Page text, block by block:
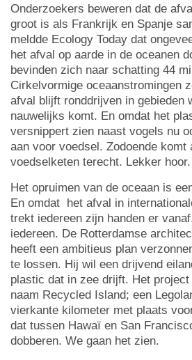
Onderzoekers beweren dat de
groot is als Frankrijk en Spanje
meldde Ecology Today dat
het afval op aarde in de oceanen
bevinden zich naar schatting 44
Cirkelvormige oceaanstromingen
afval blijft ronddrijven in gebieden
nauwelijks komt. En omdat het
versnippert zien naast vogels nu
aan voor voedsel. Zodoende komt
voedselketen terecht. Lekker hoor.
Het opruimen van de oceaan is
En omdat het afval in
trekt iedereen zijn handen er
iedereen. De Rotterdamse
heeft een ambitieus plan
te lossen. Hij wil een drijvend
plastic dat in zee drijft. Het project
naam Recycled Island; een
vierkante kilometer met plaats
dat tussen Hawaï en San
dobberen. We gaan het zien.